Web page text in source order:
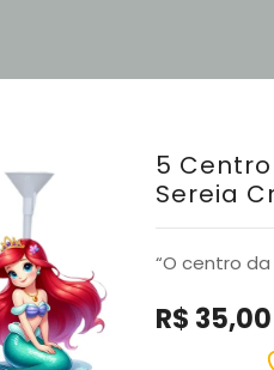
5
Sereia
“O centro
R$ 35,00